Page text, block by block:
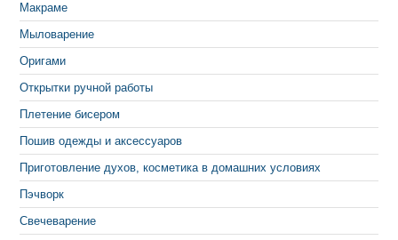
Макраме
Мыловарение
Оригами
Открытки ручной работы
Плетение бисером
Пошив одежды и аксессуаров
Приготовление духов, косметика в домашних условиях
Пэчворк
Свечеварение